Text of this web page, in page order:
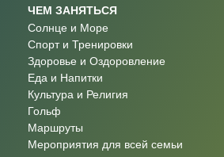
ЧЕМ ЗАНЯТЬСЯ
Солнце и Море
Спорт и Тренировки
Здоровье и Оздоровление
Еда и Напитки
Культура и Религия
Гольф
Маршруты
Мероприятия для всей семьи